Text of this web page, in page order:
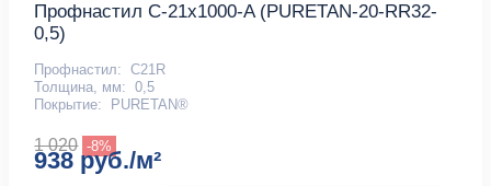
Профнастил С-21x1000-A (PURETAN-20-RR32-
0,5)
Профнастил: С21R
Толщина, мм: 0,5
Покрытие:
PURETAN®
1 020 -8%
938 руб./м²